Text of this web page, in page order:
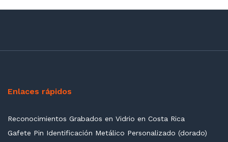
Enlaces rápidos
Reconocimientos Grabados en Vidrio en Costa Rica
Gafete Pin Identificación Metálico Personalizado (dorado)